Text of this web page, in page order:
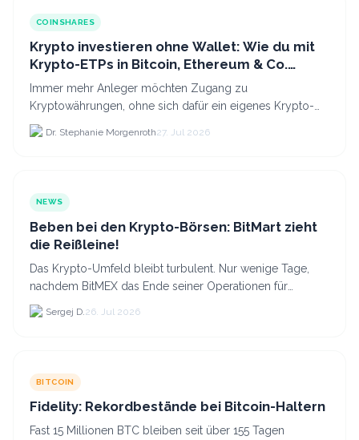
COINSHARES
Krypto investieren ohne Wallet: Wie du mit
Krypto-ETPs in Bitcoin, Ethereum & Co.
anlegst
Immer mehr Anleger möchten Zugang zu
Kryptowährungen, ohne sich dafür ein eigenes Krypto-
Wallet einrichten zu müssen. Dazu kommt, dass viele
nicht nur Bitcoin h...
Dr. Stephanie Morgenroth27. Jul 2026
NEWS
Beben bei den Krypto-Börsen: BitMart zieht
die Reißleine!
Das Krypto-Umfeld bleibt turbulent. Nur wenige Tage,
nachdem BitMEX das Ende seiner Operationen für
September 2026 bekannt gegeben hat, zieht nun die
nächste gr...
Sergej D.26. Jul 2026
BITCOIN
Fidelity: Rekordbestände bei Bitcoin-Haltern
Fast 15 Millionen BTC bleiben seit über 155 Tagen